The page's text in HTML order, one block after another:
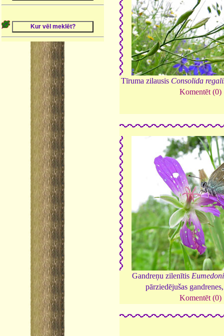
Tīruma zilausis Consolida
Komentēt (0)
Gandreņu zilenītis
pārziedējušas
Komentēt (0)